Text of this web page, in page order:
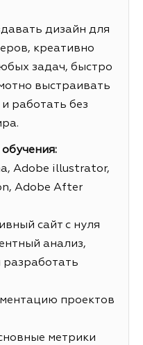
дизайн для
креативно
задач, быстро
выстраивать
работать без
Adobe illustrator,
Adobe After
сайт с нуля
анализ,
проектов
метрики